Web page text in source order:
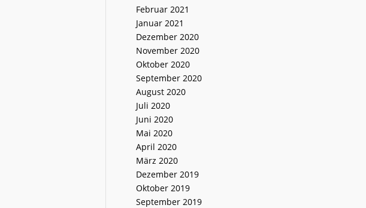
Februar 2021
Januar 2021
Dezember 2020
November 2020
Oktober 2020
September 2020
August 2020
Juli 2020
Juni 2020
Mai 2020
April 2020
März 2020
Dezember 2019
Oktober 2019
September 2019